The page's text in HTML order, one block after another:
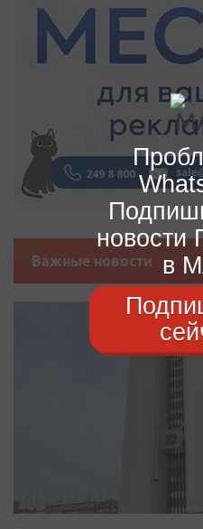
Важные новости
новости
в